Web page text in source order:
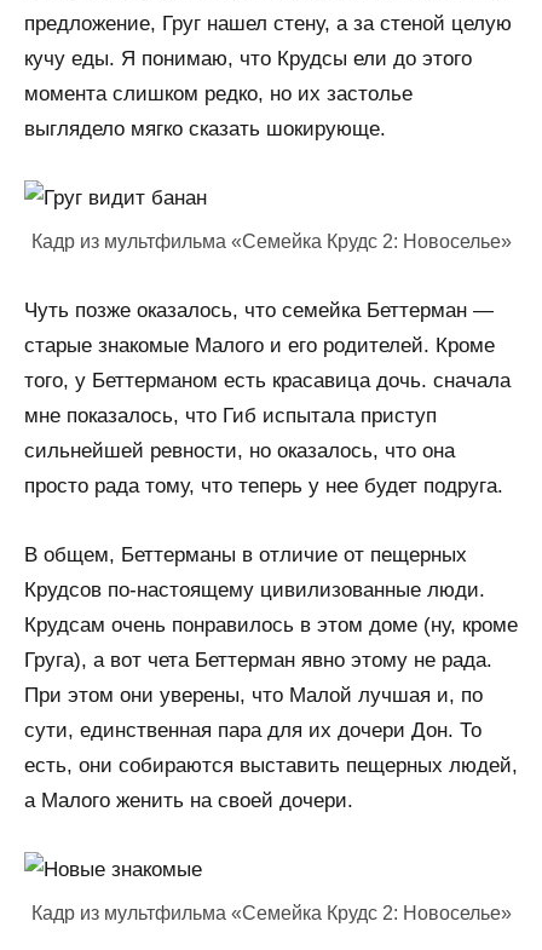
предложение, Груг нашел стену, а за стеной целую
кучу еды. Я понимаю, что Крудсы ели до этого
момента слишком редко, но их застолье
выглядело мягко сказать шокирующе.
Кадр из мультфильма «Семейка Крудс 2: Новоселье»
Чуть позже оказалось, что семейка Беттерман —
старые знакомые Малого и его родителей. Кроме
того, у Беттерманом есть красавица дочь. сначала
мне показалось, что Гиб испытала приступ
сильнейшей ревности, но оказалось, что она
просто рада тому, что теперь у нее будет подруга.
В общем, Беттерманы в отличие от пещерных
Крудсов по-настоящему цивилизованные люди.
Крудсам очень понравилось в этом доме (ну, кроме
Груга), а вот чета Беттерман явно этому не рада.
При этом они уверены, что Малой лучшая и, по
сути, единственная пара для их дочери Дон. То
есть, они собираются выставить пещерных людей,
а Малого женить на своей дочери.
Кадр из мультфильма «Семейка Крудс 2: Новоселье»